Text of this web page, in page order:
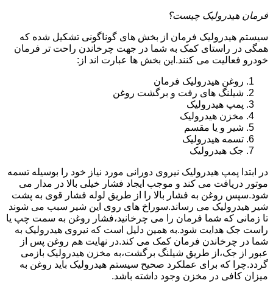
فرمان هیدرولیک چیست؟
سیستم هیدرولیک فرمان از بخش های گوناگونی تشکیل شده که
همگی در راستای کمک به شما در جهت چرخاندن راحت تر فرمان
خودرو فعالیت می کنند.این بخش ها عبارت اند از:
روغن هیدرولیک فرمان
شیلنگ های رفت و برگشت روغن
پمپ هیدرولیک
مخزن هیدرولیک
شیر و یا مقسم
تسمه هیدرولیک
جک هیدرولیک
در ابتدا پمپ هیدرولیک نیروی دورانی مورد نیاز خود را بوسیله تسمه
موتور دریافت می کند و موجب ایجاد فشار خیلی بالا در مدار می
شود.سپس روغن به فشار بالا را از طریق لوله فشار قوی به پشت
شیر هیدرولیک می رساند.سوراخ های روی این شیر سبب می شوند
تا زمانی که شما فرمان را می چرخانید،فشار روغن به سمت چپ یا
راست جک هدایت شود.به همین دلیل است که نیروی هیدرولیک به
شما در چرخاندن فرمان کمک می کند.در نهایت هم روغن پس از
عبور از جک،از طریق شیلنگ برگشت،به مخزن هیدرولیک بازمی
گردد.چرا که برای عملکرد صحیح سیستم هیدرولیک باید روغن به
میزان کافی در مخزن وجود داشته باشد.